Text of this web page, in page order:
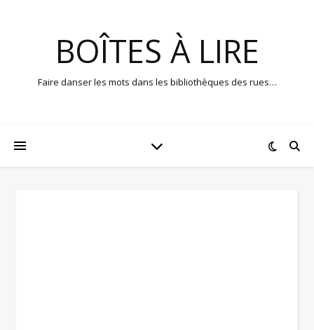
BOÎTES À LIRE
Faire danser les mots dans les bibliothèques des rues…